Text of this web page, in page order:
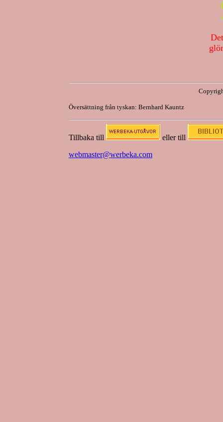
Översättning från tyskan: Bernhard Kauntz
Tillbaka till
eller till
webmaster@werbeka.com